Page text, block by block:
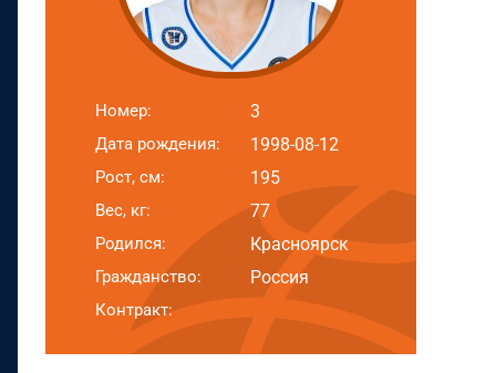
Номер: 3
Дата рождения: 1998-08-12
Рост, см: 195
Вес, кг: 77
Родился: Красноярск
Гражданство: Россия
Контракт: